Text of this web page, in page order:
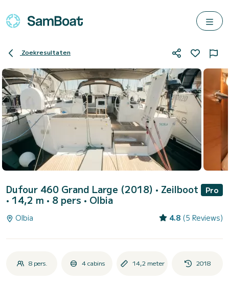
Zoekresultaten
Dufour 460 Grand Large (2018) • Zeilboot
• 14,2 m • 8 pers • Olbia
Pro
Olbia 4.8 (5 Reviews)
8 pers. 4 cabins 14,2 meter 2018